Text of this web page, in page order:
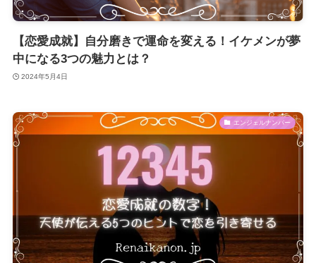
【恋愛成就】自分磨きで運命を変える！イケメンが夢
中になる3つの魅力とは？
2024年5月4日
エンジェルナンバー